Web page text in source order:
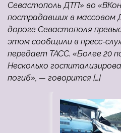
Севастополь ДТП» во
пострадавших в массовом
дороге Севастополя
этом сообщили в пресс-
передает ТАСС. «Более 20
Несколько
погиб», — говорится […]